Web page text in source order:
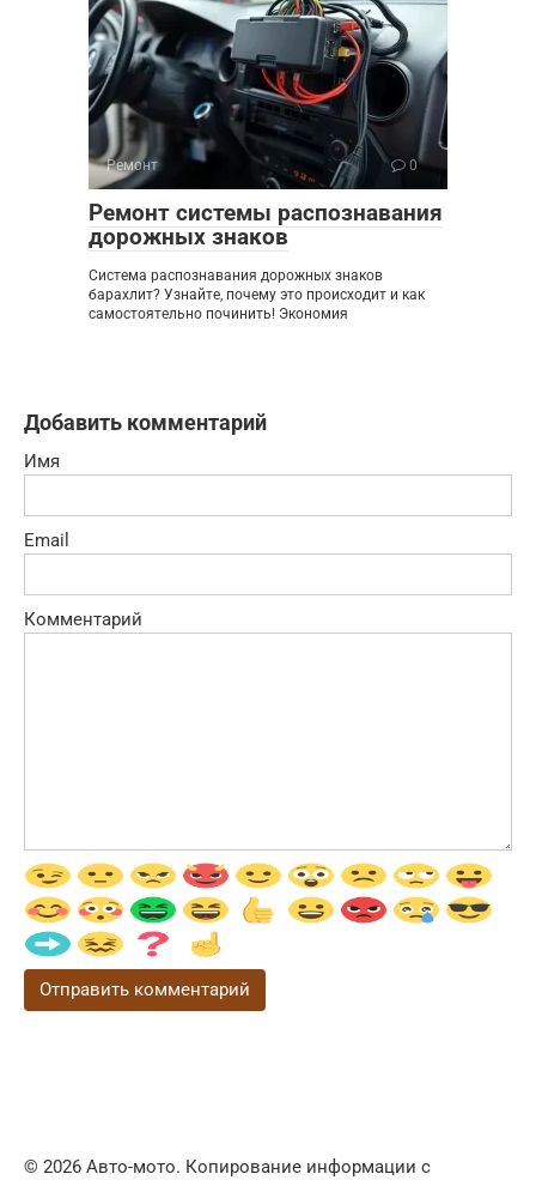
Ремонт 0
Ремонт системы распознавания
дорожных знаков
Система распознавания дорожных знаков
барахлит? Узнайте, почему это происходит и как
самостоятельно починить! Экономия
Добавить комментарий
Имя
Email
Комментарий
© 2026 Авто-мото. Копирование информации с